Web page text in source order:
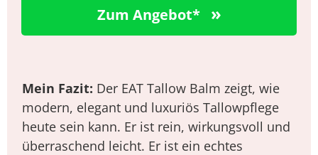
Zum Angebot* »
Mein Fazit: Der EAT Tallow Balm zeigt, wie
modern, elegant und luxuriös Tallowpflege
heute sein kann. Er ist rein, wirkungsvoll und
überraschend leicht. Er ist ein echtes